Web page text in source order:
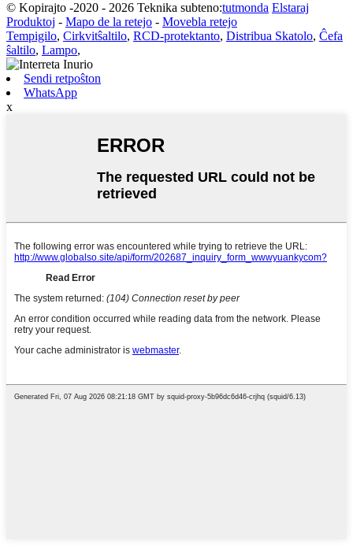
© Kopirajto -2020 - 2026 Teknika subteno:tutmonda Elstaraj
Produktoj - Mapo de la retejo - Movebla retejo
Tempigilo, Cirkvitŝaltilo, RCD-protektanto, Distribua Skatolo, Ĉefa
ŝaltilo, Lampo,
Sendi retpoŝton
WhatsApp
x